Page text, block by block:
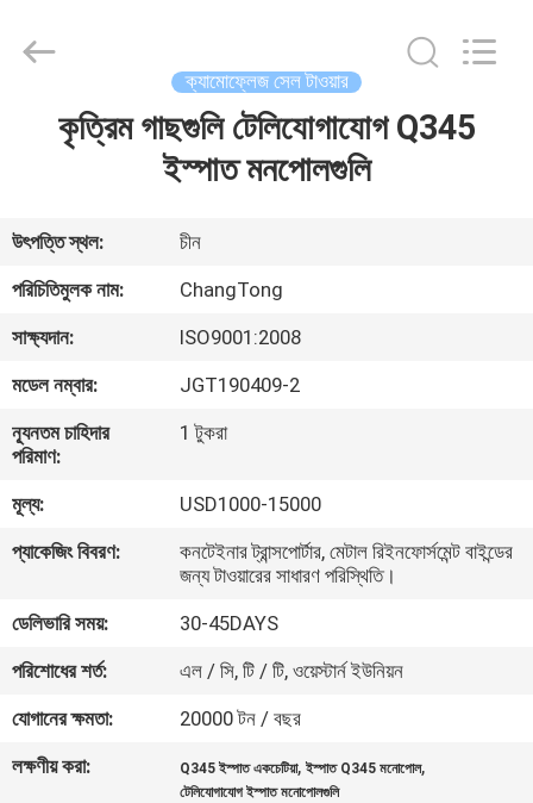
আমাদের
সম্পর্কে
কারখানা
ভ্রমণ
মান
নিয়ন্ত্রণ
যোগাযোগ
করুন
খবর
Structure
ক্যামোফ্লেজ সেল টাওয়ার
কৃত্রিম গাছগুলি টেলিযোগাযোগ Q345
ইস্পাত মনপোলগুলি
উৎপত্তি স্থল:
চীন
পরিচিতিমুলক নাম:
ChangTong
সাক্ষ্যদান:
ISO9001:2008
মডেল নম্বার:
JGT190409-2
ন্যূনতম চাহিদার
পরিমাণ:
1 টুকরা
মূল্য:
USD1000-15000
প্যাকেজিং বিবরণ:
কনটেইনার ট্রান্সপোর্টার, মেটাল রিইনফোর্সমেন্ট বাইন্ডের
জন্য টাওয়ারের সাধারণ পরিস্থিতি।
ডেলিভারি সময়:
30-45DAYS
পরিশোধের শর্ত:
এল / সি, টি / টি, ওয়েস্টার্ন ইউনিয়ন
যোগানের ক্ষমতা:
20000 টন / বছর
লক্ষণীয় করা:
Q345 ইস্পাত একচেটিয়া,ইস্পাত Q345 মনোপোল,
টেলিযোগাযোগ ইস্পাত মনোপোলগুলি